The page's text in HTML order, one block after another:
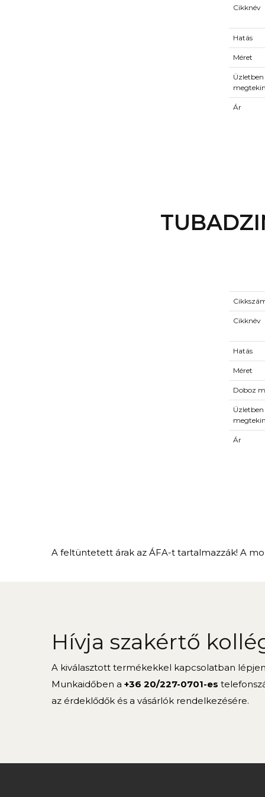
Cikknév
Hatás
Méret
Üzletben
Ár
Cikknév
Hatás
Méret
Doboz
Üzletben
Ár
A feltüntetett árak az ÁFA-t tartalmazzák! A
Hívja szakértő
A kiválasztott termékekkel kapcsolatban
Munkaidőben a +36 20/227-0701-es
az érdeklődők és a vásárlók rendelkezésére.